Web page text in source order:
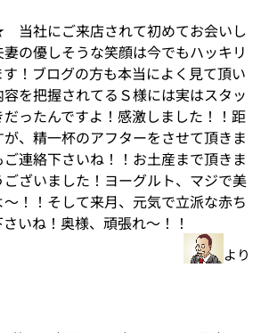
社にご来店されて初めてお会いし
の優しそうな笑顔は今でもハッキリ
！ブログの方も本当によく見て頂い
を把握されてるＳ様には実はスタッ
ったんですよ！感激しました！！距
、精一杯のアフターをさせて頂きま
連絡下さいね！！お土産まで頂きま
ございました！ヨーグルト、マジで美
！！そして来月、元気で立派な赤ち
いね！奥様、頑張れ～！！
より